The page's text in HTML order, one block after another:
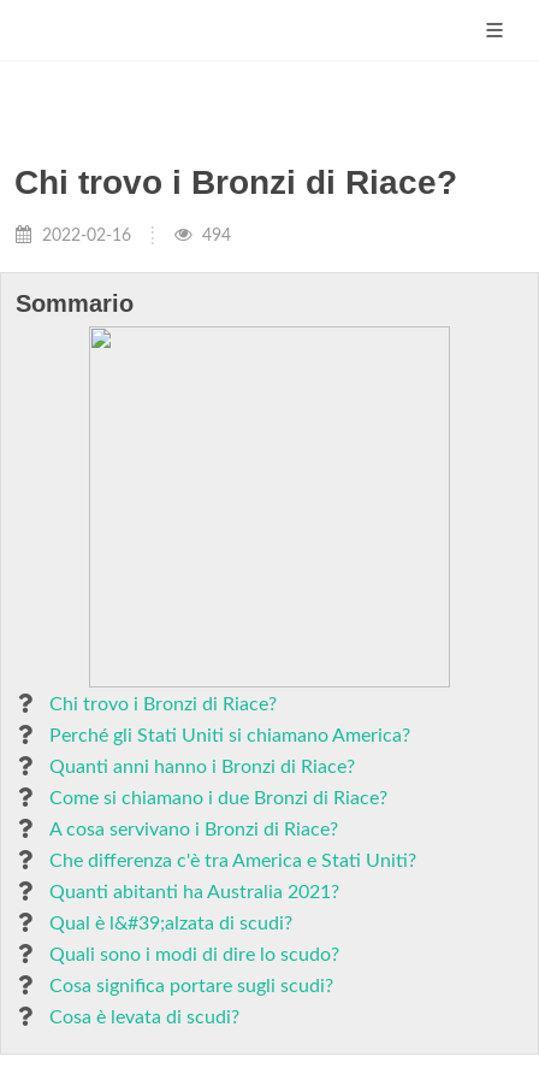
Chi trovo i Bronzi di Riace?
2022-02-16 494
Sommario
Chi trovo i Bronzi di Riace?
Perché gli Stati Uniti si chiamano America?
Quanti anni hanno i Bronzi di Riace?
Come si chiamano i due Bronzi di Riace?
A cosa servivano i Bronzi di Riace?
Che differenza c'è tra America e Stati Uniti?
Quanti abitanti ha Australia 2021?
Qual è l&#39;alzata di scudi?
Quali sono i modi di dire lo scudo?
Cosa significa portare sugli scudi?
Cosa è levata di scudi?